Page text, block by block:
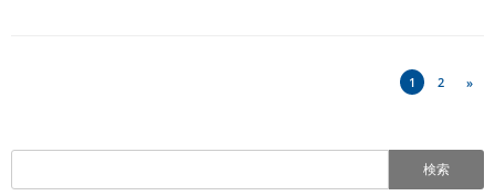
1 2 »
検索